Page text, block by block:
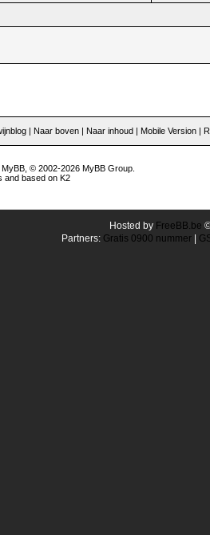
| Naar boven | Naar inhoud | Mobile Version |
MyBB , © 2002-2026MyBB Group
and based onK2
Hosted by FreeBB.be
Partners: Gratis 0900 nummer|